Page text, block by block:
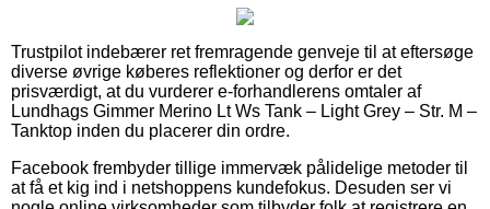
Trustpilot indebærer ret fremragende genveje til at eftersøge
diverse øvrige køberes reflektioner og derfor er det
prisværdigt, at du vurderer e-forhandlerens omtaler af
Lundhags Gimmer Merino Lt Ws Tank – Light Grey – Str. M –
Tanktop inden du placerer din ordre.
Facebook frembyder tillige immervæk pålidelige metoder til
at få et kig ind i netshoppens kundefokus. Desuden ser vi